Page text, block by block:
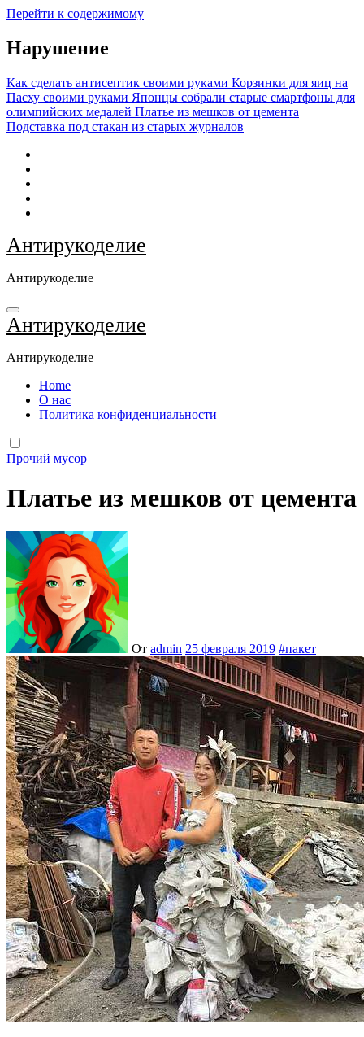
Перейти к содержимому
Нарушение
Как сделать антисептик своими руками Корзинки для яиц на
Пасху своими руками Японцы собрали старые смартфоны для
олимпийских медалей Платье из мешков от цемента
Подставка под стакан из старых журналов
Антирукоделие
Антирукоделие
Антирукоделие
Антирукоделие
Home
О нас
Политика конфиденциальности
Прочий мусор
Платье из мешков от цемента
От admin 25 февраля 2019 #пакет